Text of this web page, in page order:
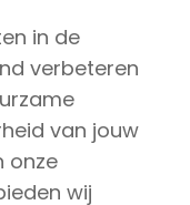
in de
verbeteren
van jouw
onze
wij